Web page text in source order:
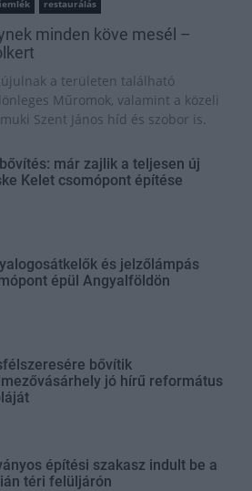
restaurálás
minden köve mesél –
a területen található
Műromok, valamint a közeli
Szent János híd és szobor is.
már zajlik a teljesen új
Kelet csomópont építése
és jelzőlámpás
épül Angyalföldön
bővítik
jó hírű református
építési szakasz indult be a
téri felüljárón